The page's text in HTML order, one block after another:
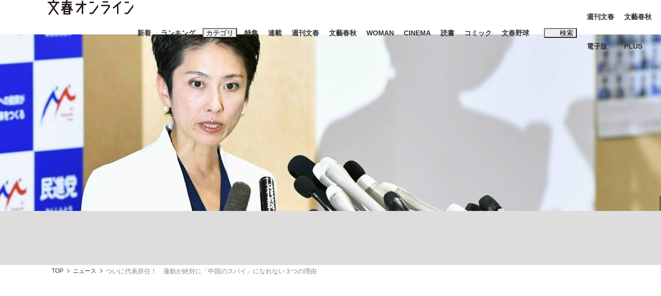
新着 ランキング カテゴリ
スクープ エンタメ
「90%は失敗する。でも…」本田圭佑が初めて明かした日本代表監督に... 「最悪の空気のまま解散」WBC日本代表“敗戦”の真実 選手が明かす...
特集
終戦から81年
連載 週刊文春 文藝春秋 WOMAN CINEMA 読書 コミック 文春野球 検索
おすすめのキーワードタグ一覧
#藤田晋 #三山凌輝 #森岡毅
#玉木雄一郎
#亀和田武
週刊文春
電子版
文藝春秋
PLUS
TOP ニュース ついに代表辞任！ 蓮舫が絶対に「中国のスパイ」になれない３つの理由